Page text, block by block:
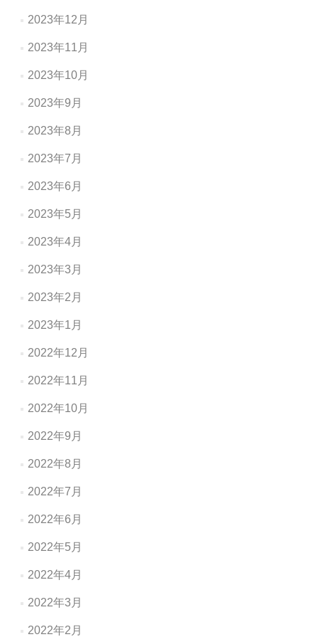
2023年12月
2023年11月
2023年10月
2023年9月
2023年8月
2023年7月
2023年6月
2023年5月
2023年4月
2023年3月
2023年2月
2023年1月
2022年12月
2022年11月
2022年10月
2022年9月
2022年8月
2022年7月
2022年6月
2022年5月
2022年4月
2022年3月
2022年2月